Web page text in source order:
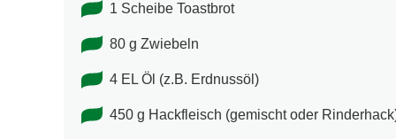
1 Scheibe Toastbrot
80 g Zwiebeln
4 EL Öl (z.B. Erdnussöl)
450 g Hackfleisch (gemischt oder